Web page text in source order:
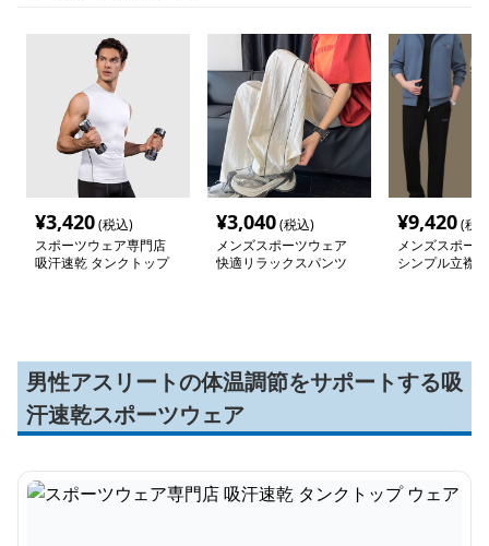
¥3,420(税込)
スポーツウェア専門店
吸汗速乾 タンクトップ
¥3,040(税込)
メンズスポーツウェア
快適リラックスパンツ
¥9,420(税
メンズスポー
シンプル立襟
男性アスリートの体温調節をサポートする吸
汗速乾スポーツウェア